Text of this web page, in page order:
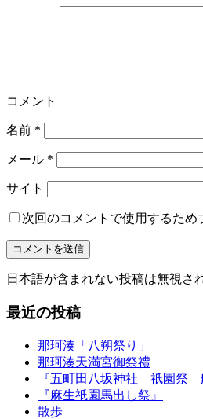
コメント
名前 *
メール *
サイト
次回のコメントで使用するため
日本語が含まれない投稿は無視さ
最近の投稿
那珂湊「八朔祭り」
那珂湊天満宮御祭禮
『五町田八坂神社 祇園祭
『麻生祇園馬出し祭』
散歩